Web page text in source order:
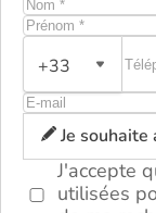
+33
Je
J'accepte
utilisées